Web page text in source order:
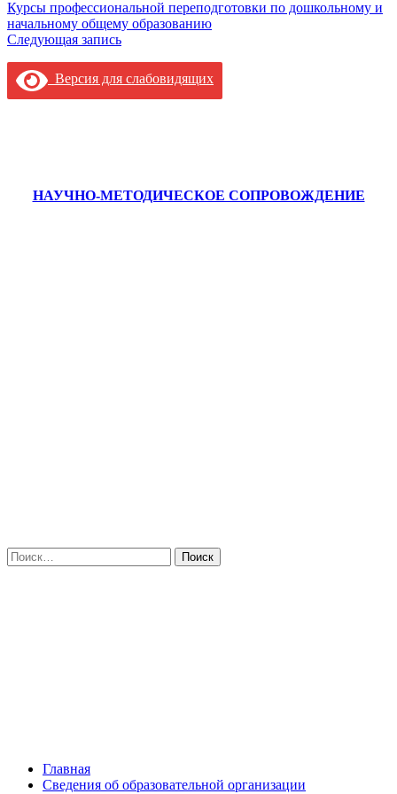
Навигация
по
записям
Курсы профессиональной переподготовки по дошкольному и
начальному общему образованию
Следующая запись
Версия для слабовидящих
НАУЧНО-МЕТОДИЧЕСКОЕ СОПРОВОЖДЕНИЕ
Искать:
Главная
Сведения об образовательной организации